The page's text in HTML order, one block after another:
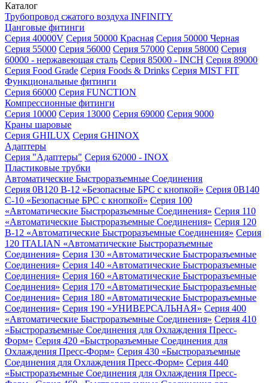
Каталог
Трубопровод сжатого воздуха INFINITY
Цанговые фитинги
Серия 40000V Серия 50000 Красная Серия 50000 Черная
Серия 55000 Серия 56000 Серия 57000 Серия 58000 Серия
60000 - нержавеющая сталь Серия 85000 - INCH Серия 89000
Серия Food Grade Серия Foods & Drinks Серия MIST FIT
Функциональные фитинги
Серия 66000 Серия FUNCTION
Компрессионные фитинги
Серия 10000 Серия 13000 Серия 69000 Серия 9000
Краны шаровые
Серия GHILUX Серия GHINOX
Адаптеры
Серия "Адаптеры" Серия 62000 - INOX
Пластиковые трубки
Автоматические Быстроразъемные Соединения
Серия 0B120 B-12 «Безопасные БРС с кнопкой» Серия 0B140
C-10 «Безопасные БРС с кнопкой» Серия 100
«Автоматические Быстроразъемные Соединения» Серия 110
«Автоматические Быстроразъемные Соединения» Серия 120
B-12 «Автоматические Быстроразъемные Соединения» Серия
120 ITALIAN «Автоматические Быстроразъемные
Соединения» Серия 130 «Автоматические Быстроразъемные
Соединения» Серия 140 «Автоматические Быстроразъемные
Соединения» Серия 160 «Автоматические Быстроразъемные
Соединения» Серия 170 «Автоматические Быстроразъемные
Соединения» Серия 180 «Автоматические Быстроразъемные
Соединения» Серия 190 «УНИВЕРСАЛЬНАЯ» Серия 400
«Автоматические Быстроразъемные Соединения» Серия 410
«Быстроразъемные Соединения для Охлаждения Пресс-
Форм» Серия 420 «Быстроразъемные Соединения для
Охлаждения Пресс-Форм» Серия 430 «Быстроразъемные
Соединения для Охлаждения Пресс-Форм» Серия 440
«Быстроразъемные Соединения для Охлаждения Пресс-